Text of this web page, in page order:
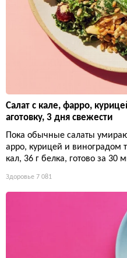
Салат с кале, фарро,
аготовку, 3 дня свежести
Пока обычные салаты
арро, курицей и виноградом
кал, 36 г белка, готово за
Здоровье 7 081